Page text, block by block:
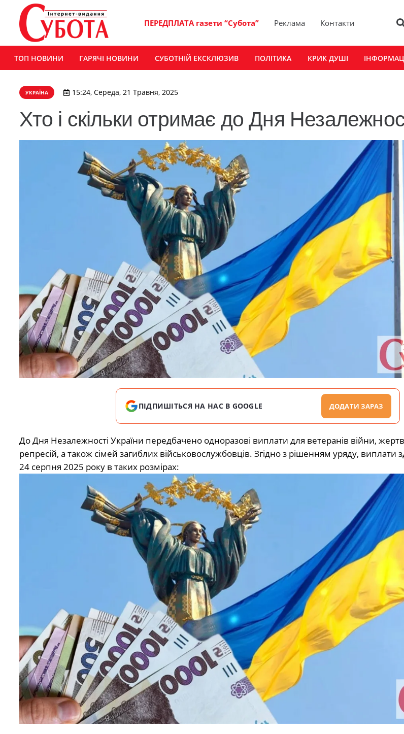
ПЕРЕДПЛАТА газети “Субота” Реклама Контакти
ТОП НОВИНИ ГАРЯЧІ НОВИНИ СУБОТНІЙ ЕКСКЛЮЗИВ ПОЛІТИКА КРИК ДУШІ
УКРАЇНА 15:24, Середа, 21 Травня, 2025
Хто і скільки отримає до Дня
ПІДПИШІТЬСЯ НА НАС В GOOGLE ДОДАТИ ЗАРАЗ
До Дня Незалежності України передбачено одноразові виплати для ветеранів війни,
репресій, а також сімей загиблих військовослужбовців. Згідно з рішенням уряду, виплати
24 серпня 2025 року в таких розмірах: